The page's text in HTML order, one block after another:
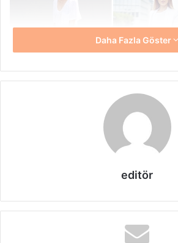
şıklığını yakalamak isteyenler için
tarzlarda hazırlanmış olan modeller
tercihlerde belirleyici olmaktadır. En
modelleri vitrinler üzerinden
Daha Fazla Göster
editör